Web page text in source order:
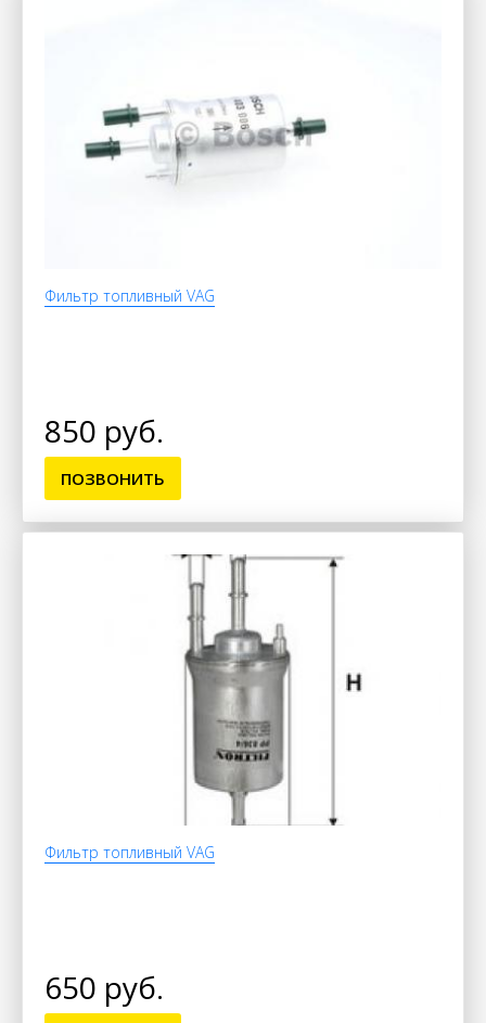
Фильтр топливный VAG
850 руб.
ПОЗВОНИТЬ
Фильтр топливный VAG
650 руб.